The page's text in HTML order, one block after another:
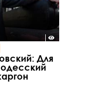
Для